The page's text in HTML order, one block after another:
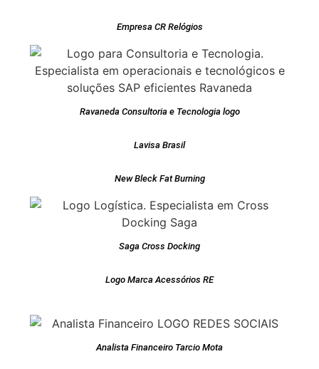
Empresa CR Relógios
Ravaneda Consultoria e Tecnologia logo
Lavisa Brasil
New Bleck Fat Burning
Saga Cross Docking
Logo Marca Acessórios RE
Analista Financeiro Tarcio Mota